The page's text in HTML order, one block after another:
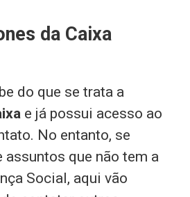
da Caixa
do que se trata a
e já possui acesso ao
No entanto, se
assuntos que não tem a
Social, aqui vão